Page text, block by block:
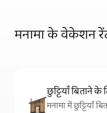
मनामा के वेकेशन
छुट्टियाँ बिताने
मनामा में छुट्टियाँ